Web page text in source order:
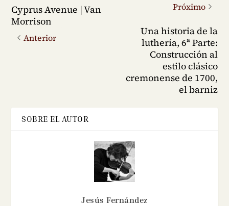
Cyprus Avenue | Van
Morrison
Anterior
Próximo
Una historia de la
luthería, 6ª Parte:
Construcción al
estilo clásico
cremonense de 1700,
el barniz
SOBRE EL AUTOR
Jesús Fernández